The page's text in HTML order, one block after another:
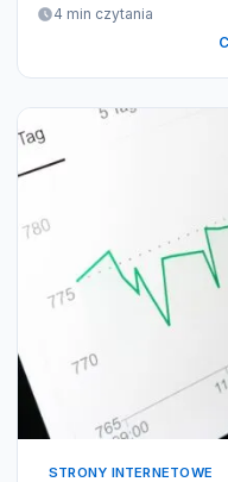
4 min czytania
STRONY INTERNETOWE